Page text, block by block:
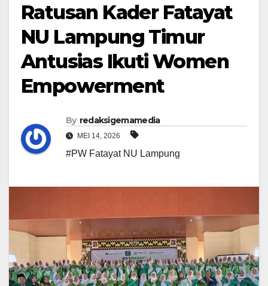
Ratusan Kader Fatayat
NU Lampung Timur
Antusias Ikuti Women
Empowerment
By redaksigemamedia
MEI 14, 2026
#PW Fatayat NU Lampung